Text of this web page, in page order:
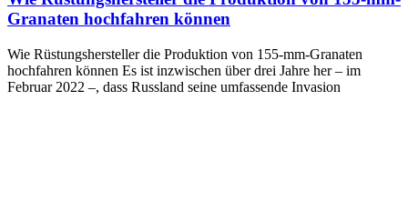
Granaten hochfahren können
Wie Rüstungshersteller die Produktion von 155-mm-Granaten
hochfahren können Es ist inzwischen über drei Jahre her – im
Februar 2022 –, dass Russland seine umfassende Invasion